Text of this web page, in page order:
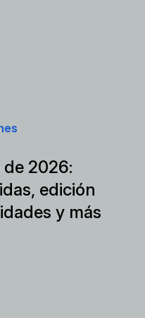
2026:
edición
y más